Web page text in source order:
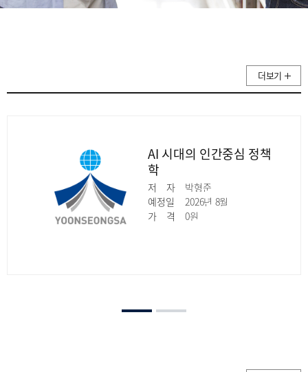
더보기
AI 시대의 인간중심 정책
학
저 자
박형준
예정일
2026년 8월
가
격 0원